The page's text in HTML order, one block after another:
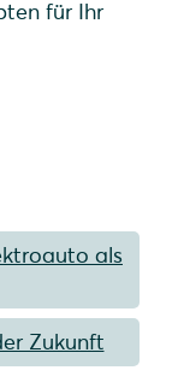
für Ihr
als
Zukunft